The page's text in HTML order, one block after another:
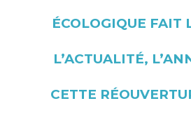
ÉCOLOGIQUE FAIT
L’ACTUALITÉ,
CETTE